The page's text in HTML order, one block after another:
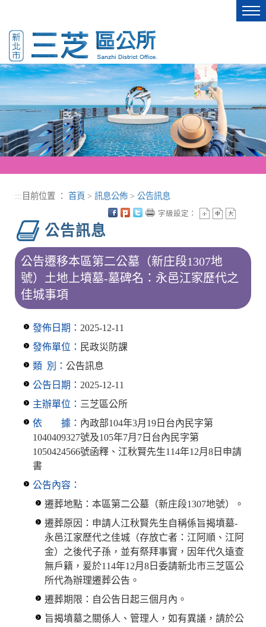
::: 目前位置 ： 首頁 > 訊息公佈 > 公告訊息
公告訊息
字級設定：
公告遷移本區第二公墓（新庄段1307地
號）土地上墳墓-墓碑名：永邑江家歷代之
佳城事項
發佈日期： 2025-12-11
發佈單位： 民政災防課
類 別： 公告訊息
公告日期： 2025-12-11
主辦單位： 三芝區公所
依 據： 內政部104年3月19日台內民字第
1040409327號及105年7月7日台內民字第
1050424566號函釋、江秋賢先生114年12月8日申請
書
公告內容：
遷葬地點：本區第二公墓（新庄段1307地號）。
遷葬原因：申請人江秋賢先生自稱係旨揭墳墓-
永邑江家歷代之佳城（存放亡者：江阿順、江阿
金）之後代子孫，並有祭拜事實，因年代久遠查
無戶籍，爰於114年12月8日委請新北市三芝區公
所代為辦理遷葬公告。
遷葬期限：自公告日起三個月內。
旨揭墳墓之關係人、管理人，如有異議，請於公